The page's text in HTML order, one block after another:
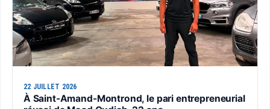
22 JUILLET 2026
À Saint-Amand-Montrond, le pari entrepreneurial